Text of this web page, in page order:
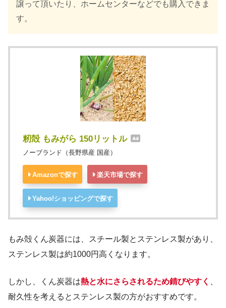
譲って頂いたり、ホームセンターなどでも購入できま
す。
籾殻 もみがら 150リットル
ノーブランド（長野県産 国産）
Amazonで探す 楽天市場で探す
Yahoo!ショッピングで探す
もみ殻くん炭器には、スチール製とステンレス製があり、
ステンレス製は約1000円高くなります。
しかし、くん炭器は熱と水にさらされるため錆びやすく
耐久性を考えるとステンレス製の方がおすすめです。